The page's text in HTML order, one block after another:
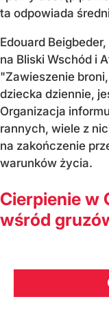
ta odpowiada
Edouard
na Bliski Wschód i
"Zawieszenie
dziecka dziennie,
Organizacja
rannych, wiele z
na zakończenie
warunków życia.
Cierpienie w
wśród